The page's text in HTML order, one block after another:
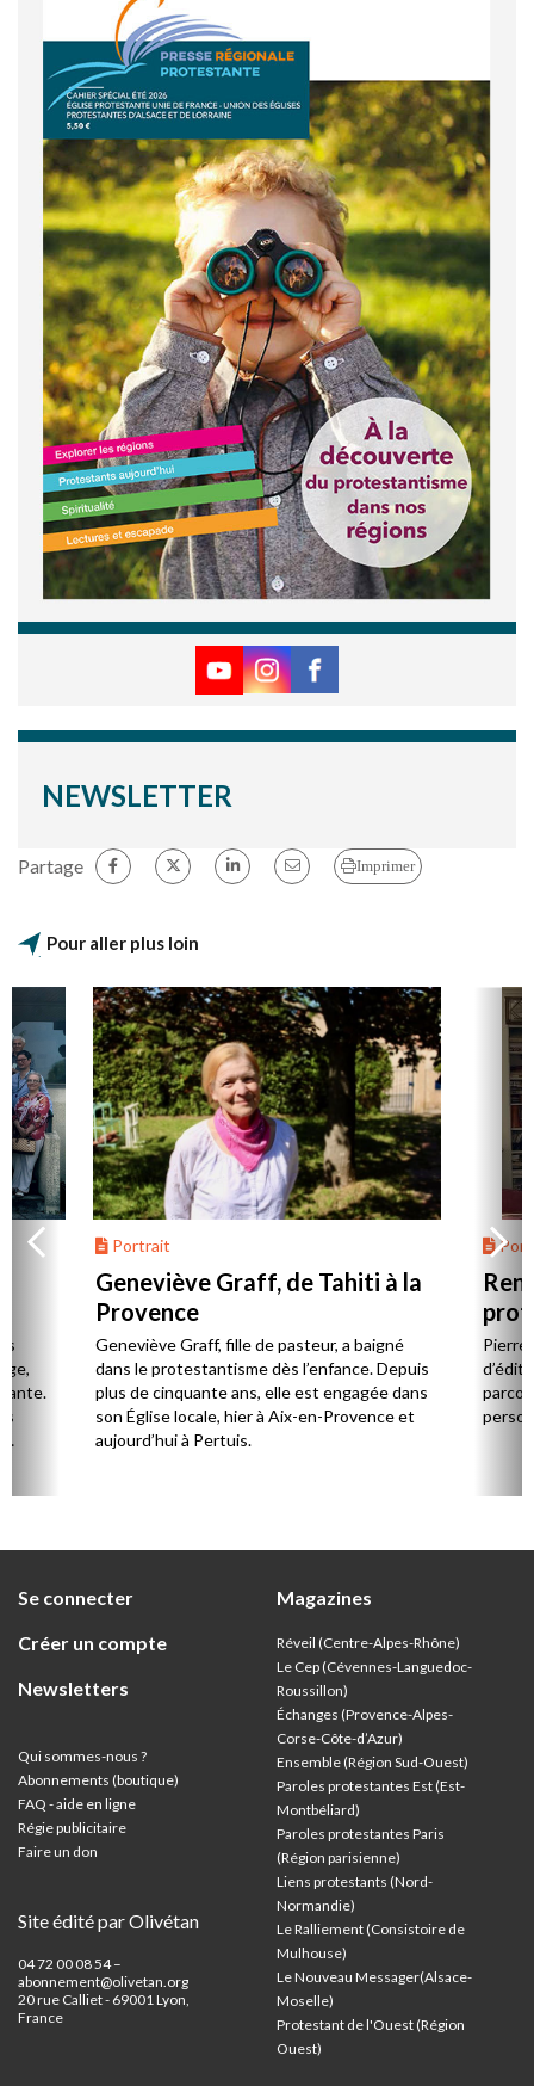
NEWSLETTER
Partage Imprimer
Pour aller plus loin
Portrait
Geneviève Graff, de Tahiti à la
Provence
Geneviève Graff, fille de pasteur, a baigné
dans le protestantisme dès l’enfance. Depuis
plus de cinquante ans, elle est engagée dans
son Église locale, hier à Aix-en-Provence et
aujourd’hui à Pertuis.
Se connecter
Créer un compte
Newsletters
Qui sommes-nous ?
Abonnements (boutique)
FAQ - aide en ligne
Régie publicitaire
Faire un don
Site édité par Olivétan
04 72 00 08 54 –
abonnement@olivetan.org
20 rue Calliet - 69001 Lyon,
France
Magazines
Réveil (Centre-Alpes-Rhône)
Le Cep (Cévennes-Languedoc-
Roussillon)
Échanges (Provence-Alpes-
Corse-Côte-d’Azur)
Ensemble (Région Sud-Ouest)
Paroles protestantes Est (Est-
Montbéliard)
Paroles protestantes Paris
(Région parisienne)
Liens protestants (Nord-
Normandie)
Le Ralliement (Consistoire de
Mulhouse)
Le Nouveau Messager(Alsace-
Moselle)
Protestant de l'Ouest (Région
Ouest)